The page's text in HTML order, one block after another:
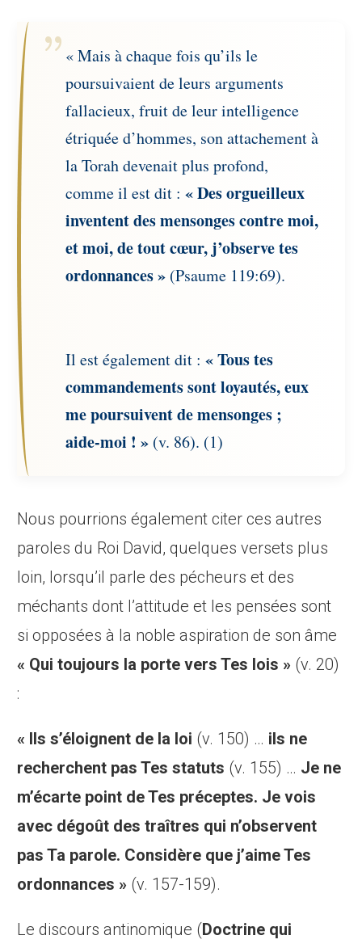
« Mais à chaque fois qu’ils le
poursuivaient de leurs arguments
fallacieux, fruit de leur intelligence
étriquée d’hommes, son attachement à
la Torah devenait plus profond,
comme il est dit :« Des orgueilleux
inventent des mensonges contre moi,
et moi, de tout cœur, j’observe tes
ordonnances » (Psaume 119:69).
Il est également dit :« Tous tes
commandements sont loyautés, eux
me poursuivent de mensonges ;
aide-moi ! » (v. 86). (1)
Nous pourrions également citer ces autres
paroles du Roi David, quelques versets plus
loin, lorsqu’il parle des pécheurs et des
méchants dont l’attitude et les pensées sont
si opposées à la noble aspiration de son âme
« Qui toujours la porte vers Tes lois » (v. 20)
:
« Ils s’éloignent de la loi (v. 150) … ils ne
recherchent pas Tes statuts (v. 155) … Je ne
m’écarte point de Tes préceptes. Je vois
avec dégoût des traîtres qui n’observent
pas Ta parole. Considère que j’aime Tes
ordonnances » (v. 157-159).
Le discours antinomique (Doctrine qui